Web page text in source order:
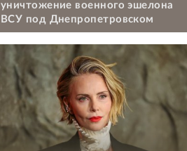
уничтожение военного эшелона
ВСУ под Днепропетровском